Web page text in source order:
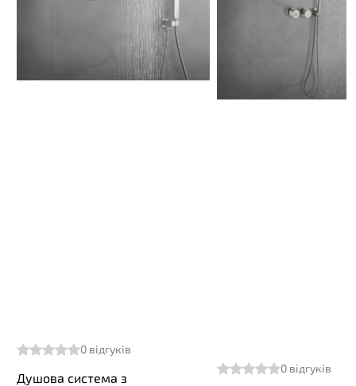
0 відгуків
Душова система з
0 відгуків